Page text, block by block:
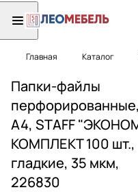
Главная Каталог
Папки-файлы
перфорированные,
А4, STAFF
КОМПЛЕКТ 100 шт.,
гладкие, 35 мкм,
226830